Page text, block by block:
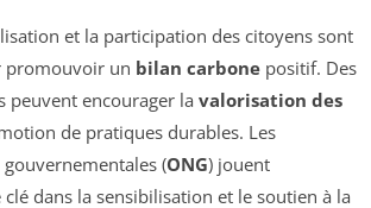
et la participation des citoyens sont
promouvoir un bilan carbone positif. Des
peuvent encourager la valorisation des
de pratiques durables. Les
(ONG) jouent
dans la sensibilisation et le soutien à la